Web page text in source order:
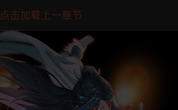
点击加载上一章节